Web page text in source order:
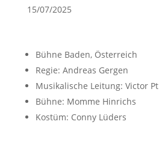
15/07/2025
Bühne Baden, Österreich
Regie: Andreas Gergen
Musikalische Leitung: Victor Pt
Bühne: Momme Hinrichs
Kostüm: Conny Lüders